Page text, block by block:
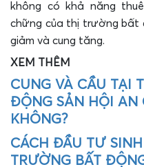
không có khả năng
chững của thị trường bất
giảm và cung tăng.
XEM THÊM
CUNG VÀ CẦU TẠI
ĐỘNG SẢN HỘI AN
KHÔNG?
CÁCH ĐẦU TƯ SINH
TRƯỜNG BẤT